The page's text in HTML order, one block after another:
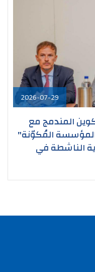
2026-07-29
المندمج مع
المُكوّنة"
الناشطة في